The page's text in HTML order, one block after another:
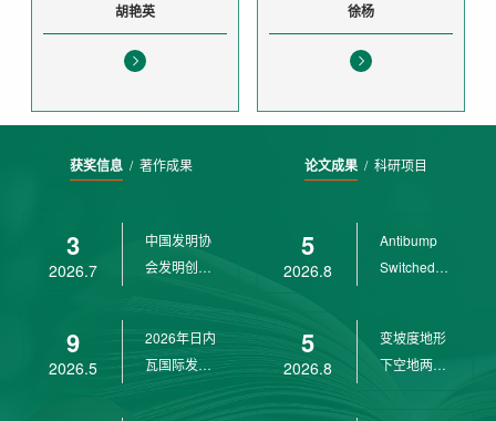
胡艳英 徐杨
获奖信息/ 著作成果
3
2026.7
中国发明协
会发明创业
9
2026.5
2026年日内
瓦国际发明
论文成果/ 科研项目
5
2026.8
Antibump
Switched
wit...
5
2026.8
变坡度地形
下空地两用